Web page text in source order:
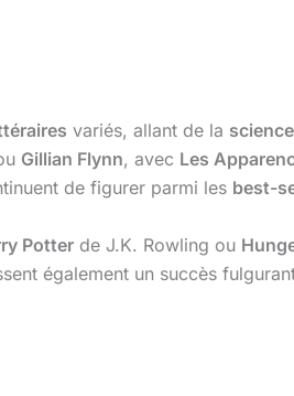
variés, allant de la
Gillian Flynn, avec Les
de figurer parmi les best-
Potter de J.K. Rowling ou
également un succès